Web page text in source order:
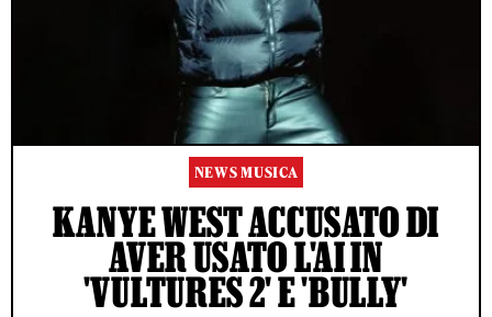
NEWS MUSICA
KANYE WEST ACCUSATO DI
AVER USATO L'AI IN
'VULTURES 2' E 'BULLY'